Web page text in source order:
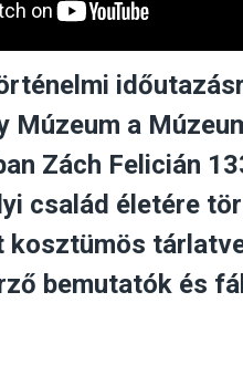
Múzeum a
Zách Felicián
család életére
kosztümös
bemutatók és